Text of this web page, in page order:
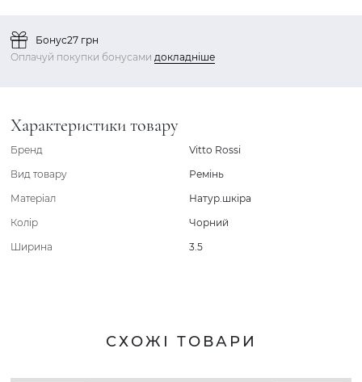
Бонус27 грн
Оплачуй покупки бонусами докладніше
Характеристики товару
Бренд
Vitto Rossi
Вид товару
Ремінь
Матеріал
Натур.шкіра
Колір
Чорний
Ширина
3.5
СХОЖІ ТОВАРИ